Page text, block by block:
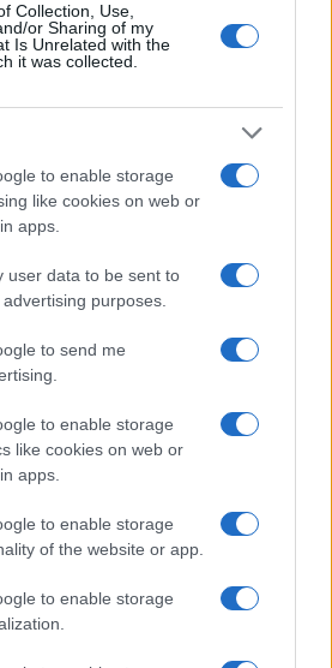
Collection, Use,
or Sharing of my
Is Unrelated with the
it was collected.
to enable storage
like cookies on web or
apps.
user data to be sent to
purposes.
to send me
to enable storage
like cookies on web or
apps.
to enable storage
of the website or app.
to enable storage
e i dettagli della tournée